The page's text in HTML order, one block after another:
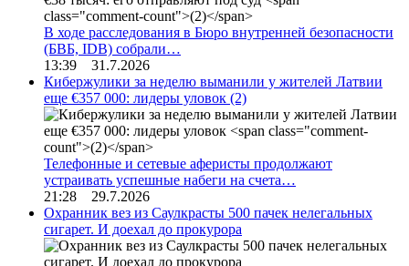
В ходе расследования в Бюро внутренней безопасности
(БВБ, IDB) собрали…
13:39 31.7.2026
Кибержулики за неделю выманили у жителей Латвии
еще €357 000: лидеры уловок (2)
Телефонные и сетевые аферисты продолжают
устраивать успешные набеги на счета…
21:28 29.7.2026
Охранник вез из Саулкрасты 500 пачек нелегальных
сигарет. И доехал до прокурора